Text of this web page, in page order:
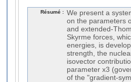
Résumé : We present a
on the parameters
and extended-
Skyrme forces,
energies, is
strength, the
isovector
parameter x3
of the "gradient-